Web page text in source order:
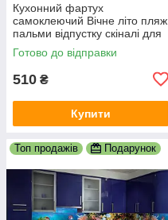
Кухонний фартух
самоклеючий Вічне літо пляж
пальми відпустку скіналі для
кухні наклейка ПВХ беж
600х2000 мм
Готово до відправки
510 ₴
Купити
Топ продажів Подарунок